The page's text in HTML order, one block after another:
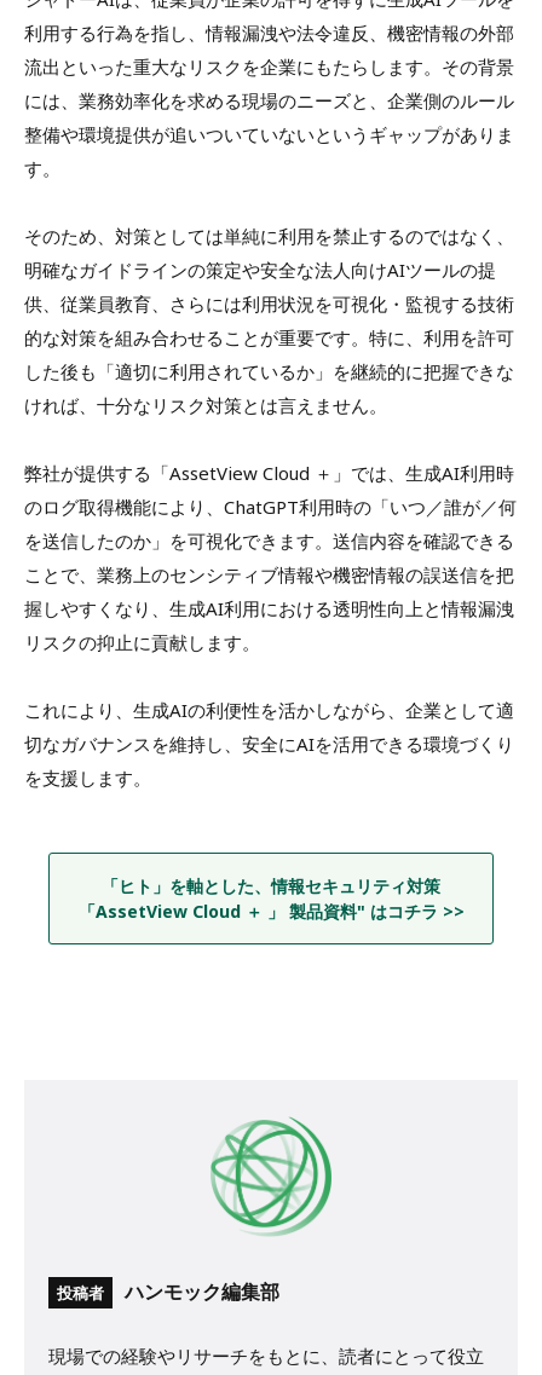
利用する行為を指し、情報漏洩や法令違反、機密情報の外部
流出といった重大なリスクを企業にもたらします。その背景
には、業務効率化を求める現場のニーズと、企業側のルール
整備や環境提供が追いついていないというギャップがありま
す。
そのため、対策としては単純に利用を禁止するのではなく、
明確なガイドラインの策定や安全な法人向けAIツールの提
供、従業員教育、さらには利用状況を可視化・監視する技術
的な対策を組み合わせることが重要です。特に、利用を許可
した後も「適切に利用されているか」を継続的に把握できな
ければ、十分なリスク対策とは言えません。
弊社が提供する「AssetView Cloud ＋」では、生成AI利用時
のログ取得機能により、ChatGPT利用時の「いつ／誰が／何
を送信したのか」を可視化できます。送信内容を確認できる
ことで、業務上のセンシティブ情報や機密情報の誤送信を把
握しやすくなり、生成AI利用における透明性向上と情報漏洩
リスクの抑止に貢献します。
これにより、生成AIの利便性を活かしながら、企業として適
切なガバナンスを維持し、安全にAIを活用できる環境づくり
を支援します。
「ヒト」を軸とした、情報セキュリティ対策
「AssetView Cloud ＋ 」 製品資料" はコチラ >>
投稿者 ハンモック編集部
現場での経験やリサーチをもとに、読者にとって役立